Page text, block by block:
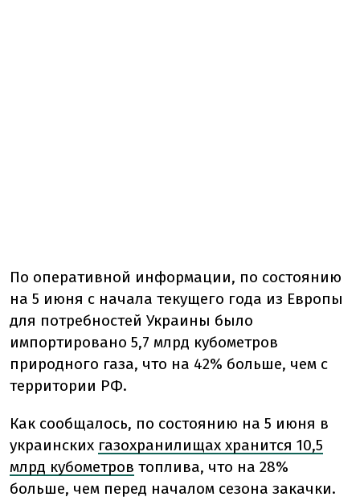
По оперативной информации, по состоянию
на 5 июня с начала текущего года из Европы
для потребностей Украины было
импортировано 5,7 млрд кубометров
природного газа, что на 42% больше, чем с
территории РФ.
Как сообщалось, по состоянию на 5 июня в
украинских газохранилищах хранится 10,5
млрд кубометров топлива, что на 28%
больше, чем перед началом сезона закачки.